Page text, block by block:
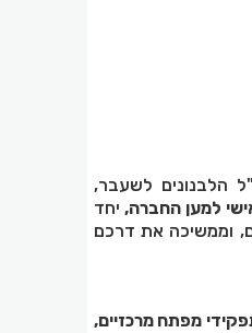
הלבנונים לשעבר,
למען החברה, יחד
וממשיכה את דרכם
מפתח מרכזיים,